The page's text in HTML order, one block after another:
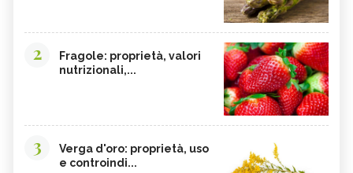
2
Fragole: proprietà, valori
nutrizionali,...
3
Verga d'oro: proprietà, uso
e controindi...